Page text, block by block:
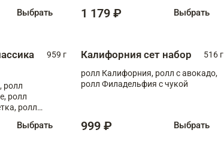
Выбрать 1 179 ₽ Выбрать
959 г
ролл
ролл
ролл
Выбрать
Калифорния сет набор
516 г
ролл Калифорния, ролл с авокадо,
ролл Филадельфия с чукой
999 ₽ Выбрать